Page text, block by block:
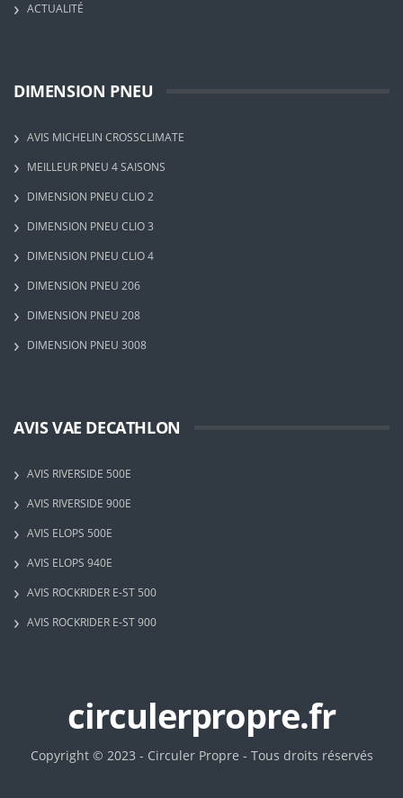
ACTUALITÉ
DIMENSION PNEU
AVIS MICHELIN CROSSCLIMATE
MEILLEUR PNEU 4 SAISONS
DIMENSION PNEU CLIO 2
DIMENSION PNEU CLIO 3
DIMENSION PNEU CLIO 4
DIMENSION PNEU 206
DIMENSION PNEU 208
DIMENSION PNEU 3008
AVIS VAE DECATHLON
AVIS RIVERSIDE 500E
AVIS RIVERSIDE 900E
AVIS ELOPS 500E
AVIS ELOPS 940E
AVIS ROCKRIDER E-ST 500
AVIS ROCKRIDER E-ST 900
circulerpropre.fr
Copyright © 2023 - Circuler Propre - Tous droits réservés